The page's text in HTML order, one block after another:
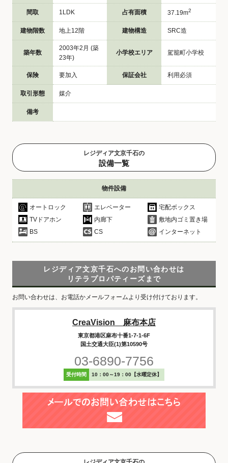
間取 1LDK 占有面積 37.19m2
建物階数 地上12階 建物構造 SRC造
築年数
2003年2月 (築
23年)
小学校エリア 駕籠町小学校
保険 要加入 保証会社 利用必須
取引形態 媒介
備考
レジディア文京千石の
設備一覧
物件設備
オートロック エレベーター
宅配ボックス
TVドアホン
内廊下
敷地内ゴミ置き場
BS
CS インターネット
レジディア文京千石へのお問い合わせは
リテラプロパティーズまで
お問い合わせは、お電話かメールフォームより受け付けております。
CreaVision 麻布本店
東京都港区麻布十番1-7-1-6F
国土交通大臣(1)第10590号
03-6890-7756
受付時間 10：00～19：00【水曜定休】